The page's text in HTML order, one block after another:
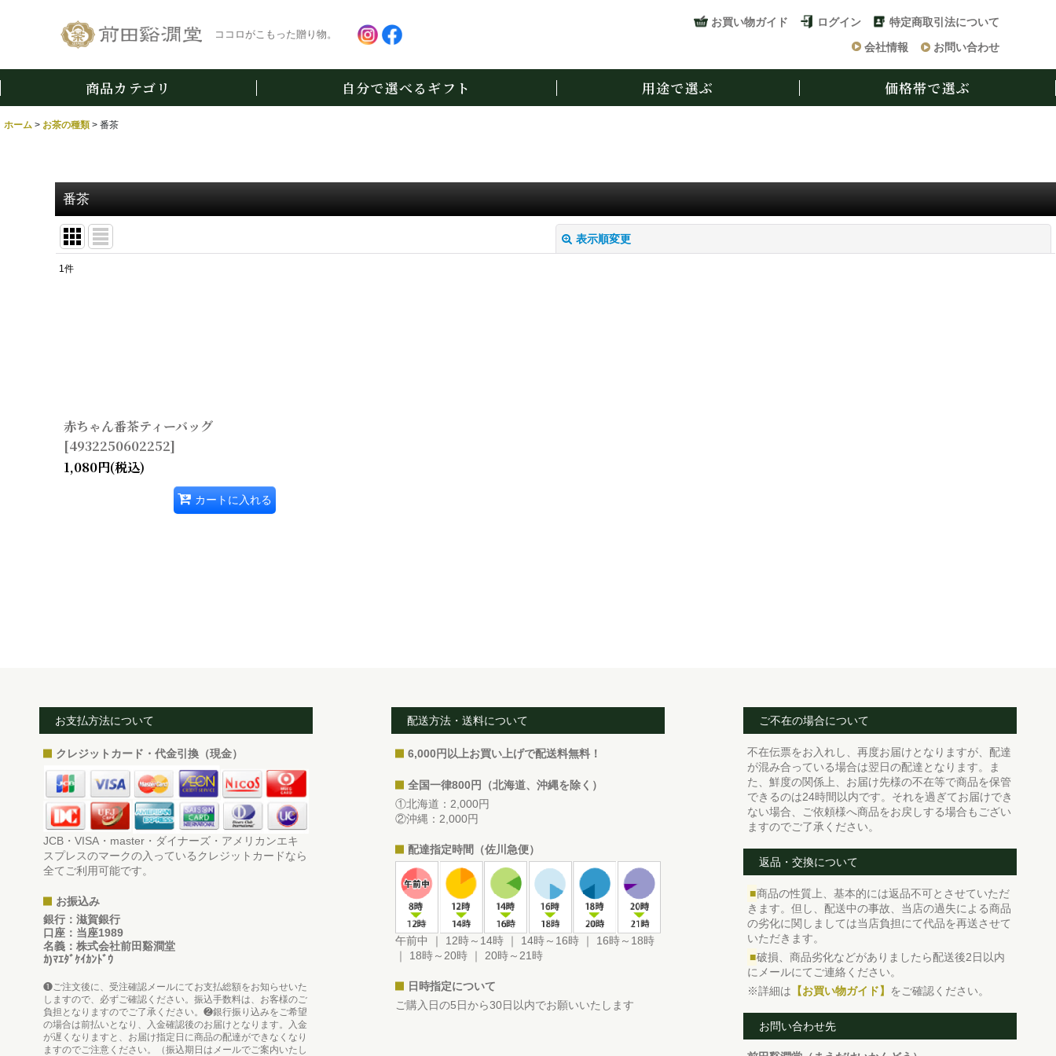
ココロがこもった贈り物。
お買い物ガイド ログイン
特定商取引法について
会社情報
お問い合わせ
商品カテゴリ 自分で選べるギフト 用途で選ぶ 価格帯で選ぶ
ホーム > お茶の種類 > 番茶
番茶
表示順変更
1件
赤ちゃん番茶ティーバッグ
[4932250602252]
1,080円(税込)
カートに入れる
お支払方法について
クレジットカード・代金引換（現金）
JCB・VISA・master・ダイナーズ・アメリカンエキ
スプレスのマークの入っているクレジットカードなら
全てご利用可能です。
お振込み
銀行：滋賀銀行
口座：当座1989
名義：株式会社前田谿澗堂
ｶ)ﾏｴﾀﾞｹｲｶﾝﾄﾞｳ
❶ご注文後に、受注確認メールにてお支払総額をお知らせいた
しますので、必ずご確認ください。振込手数料は、お客様のご
負担となりますのでご了承ください。❷銀行振り込みをご希望
の場合は前払いとなり、入金確認後のお届けとなります。入金
が遅くなりますと、お届け指定日に商品の配達ができなくなり
ますのでご注意ください。（振込期日はメールでご案内いたし
配送方法・送料について
6,000円以上お買い上げで配送料無料！
全国一律800円（北海道、沖縄を除く）
①北海道：2,000円
②沖縄：2,000円
配達指定時間（佐川急便）
午前中 ｜ 12時～14時 ｜ 14時～16時 ｜ 16時～18時
｜ 18時～20時 ｜ 20時～21時
日時指定について
ご購入日の5日から30日以内でお願いいたします
ご不在の場合について
不在伝票をお入れし、再度お届けとなりますが、配達
が混み合っている場合は翌日の配達となります。ま
た、鮮度の関係上、お届け先様の不在等で商品を保管
できるのは24時間以内です。それを過ぎてお届けでき
ない場合、ご依頼様へ商品をお戻しする場合もござい
ますのでご了承ください。
返品・交換について
■商品の性質上、基本的には返品不可とさせていただ
きます。但し、配送中の事故、当店の過失による商品
の劣化に関しましては当店負担にて代品を再送させて
いただきます。
■破損、商品劣化などがありましたら配送後2日以内
にメールにてご連絡ください。
※詳細は 【お買い物ガイド】 をご確認ください。
お問い合わせ先